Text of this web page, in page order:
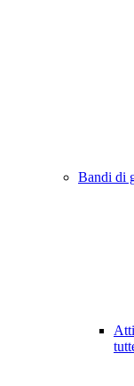
Bandi di